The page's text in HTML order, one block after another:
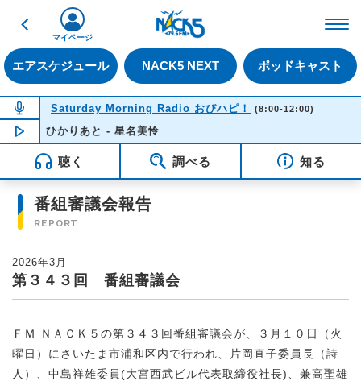
戻る
エアスケジュール NACK5 NEXT ポッドキャスト
マイページ
NOW ON AIR
Saturday Morning Radio おびハピ！ (8:00-12:00)
NOW PLAYING08:39
ひかりあと - 星名美怜
聴く 調べる 知る
番組審議会報告
REPORT
2026年3月
第３４３回 番組審議会
ＦＭ ＮＡＣＫ５の第３４３回番組審議会が、３月１０日（火
曜日）にさいたま市浦和区内で行われ、片岡直子委員長（詩
人）、中島祥雄委員(大宮西武ビル代表取締役社長)、兼高聖雄